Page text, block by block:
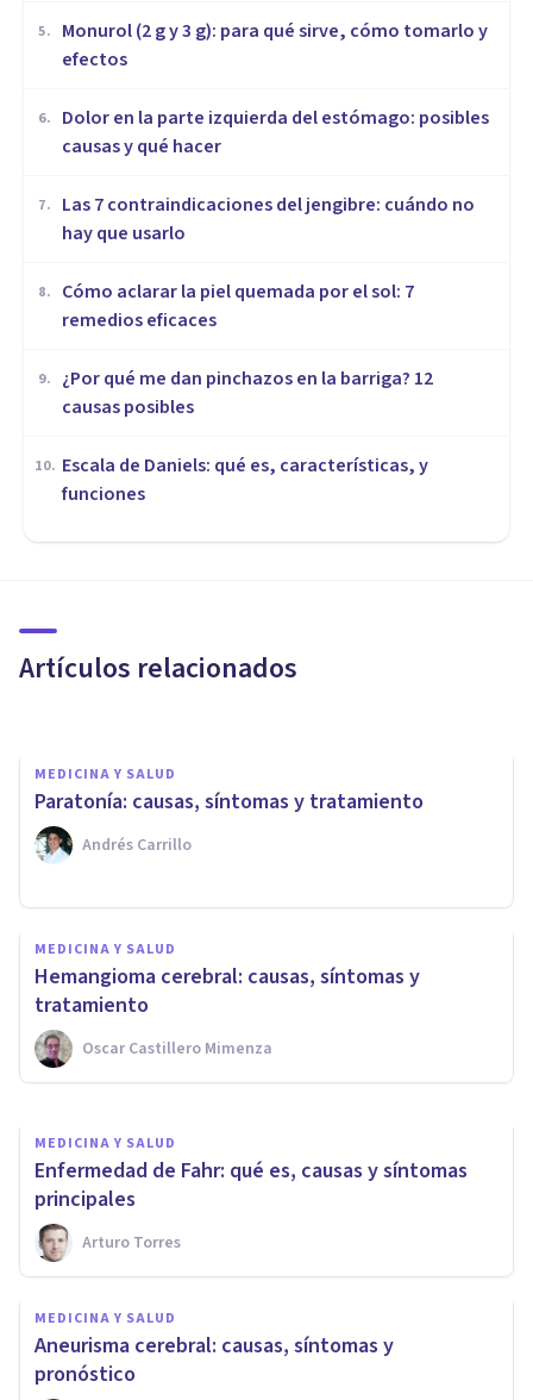
5.
Monurol (2 g y 3 g): para qué sirve, cómo tomarlo y
efectos
6.
Dolor en la parte izquierda del estómago: posibles
causas y qué hacer
7.
Las 7 contraindicaciones del jengibre: cuándo no
hay que usarlo
8.
Cómo aclarar la piel quemada por el sol: 7
remedios eficaces
9.
¿Por qué me dan pinchazos en la barriga? 12
causas posibles
10. Escala de Daniels: qué es, características, y
funciones
Artículos relacionados
Ceguera (discapacidad visual):
tratamiento
MEDICINA Y SALUD
Paratonía: causas, síntomas y tratamiento
Andrés Carrillo
MEDICINA Y SALUD
Hemangioma cerebral: causas, síntomas y
tratamiento
Oscar Castillero Mimenza
Enfermedad de Gaucher:
síntomas, causas y tipos
Alex Figueroba
MEDICINA Y SALUD
Enfermedad de Fahr: qué es, causas y síntomas
principales
Arturo Torres
MEDICINA Y SALUD
​Aneurisma cerebral: causas, síntomas y
pronóstico